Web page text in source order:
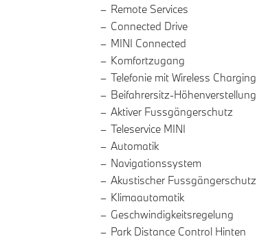
Remote Services
Connected Drive
MINI Connected
Komfortzugang
Telefonie mit Wireless Charging
Beifahrersitz-Höhenverstellung
Aktiver Fussgängerschutz
Teleservice MINI
Automatik
Navigationssystem
Akustischer Fussgängerschutz
Klimaautomatik
Geschwindigkeitsregelung
Park Distance Control Hinten